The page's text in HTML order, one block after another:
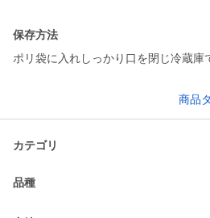
保存方法
ポリ袋に入れしっかり口を閉じ冷蔵庫
商品
カテゴリ
品種